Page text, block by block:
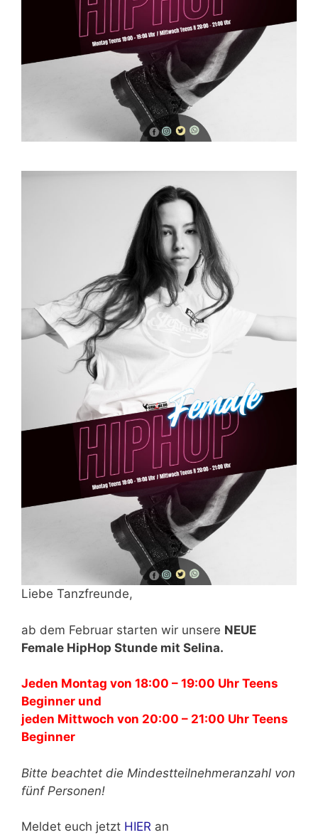
Liebe Tanzfreunde,
ab dem Februar starten wir unsere NEUE
Female HipHop Stunde mit Selina.
Jeden Montag von 18:00 – 19:00 Uhr Teens
Beginner und
jeden Mittwoch von 20:00 – 21:00 Uhr Teens
Beginner
Bitte beachtet die Mindestteilnehmeranzahl von
fünf Personen!
Meldet euch jetzt HIER an